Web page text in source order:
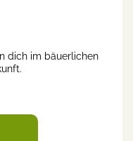
dich im bäuerlichen